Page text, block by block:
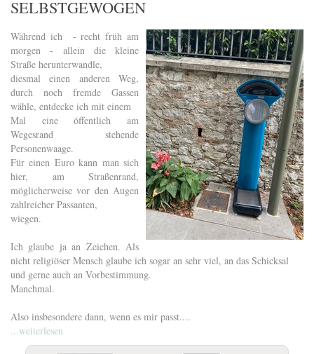
SELBSTGEWOGEN
Während ich - recht früh am
morgen - allein die kleine
Straße herunterwandle,
diesmal einen anderen Weg,
durch noch fremde Gassen
wähle, entdecke ich mit einem
Mal eine öffentlich am
Wegesrand stehende
Personenwaage.
Für einen Euro kann man sich
hier, am Straßenrand,
möglicherweise vor den Augen
zahlreicher Passanten,
wiegen.
Ich glaube ja an Zeichen. Als
nicht religiöser Mensch glaube ich sogar an sehr viel, an das Schicksal
und gerne auch an Vorbestimmung.
Manchmal.
Also insbesondere dann, wenn es mir passt....
...weiterlesen